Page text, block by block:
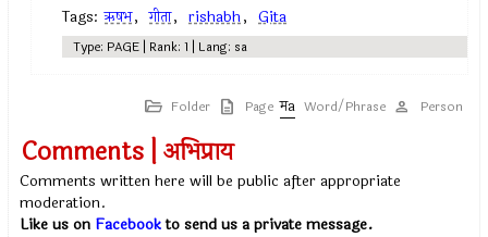
Tags: ऋषभ, गीता, rishabh, Gita
Type: PAGE | Rank: 1 | Lang: sa
Folder Page Word/Phrase Person
Comments | अभिप्राय
Comments written here will be public after appropriate
moderation.
Like us on Facebookto send us a private message.